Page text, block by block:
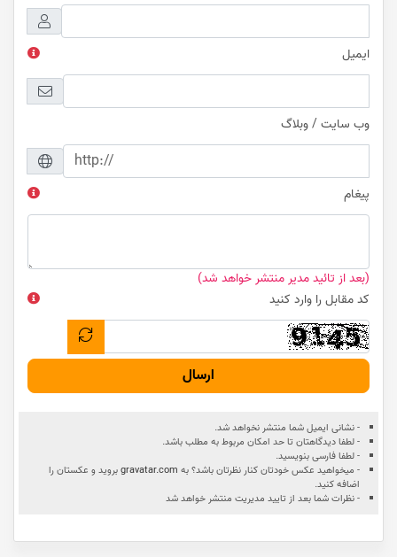
ایمیل
وب سایت / وبلاگ
پیغام
(بعد از تائید مدیر منتشر خواهد شد)
کد مقابل را وارد کنید
ارسال
- نشانی ایمیل شما منتشر نخواهد شد.
- لطفا دیدگاهتان تا حد امکان مربوط به مطلب باشد.
- لطفا فارسی بنویسید.
- میخواهید عکس خودتان کنار نظرتان باشد؟ به gravatar.comبروید و عکستان را
اضافه کنید.
- نظرات شما بعد از تایید مدیریت منتشر خواهد شد